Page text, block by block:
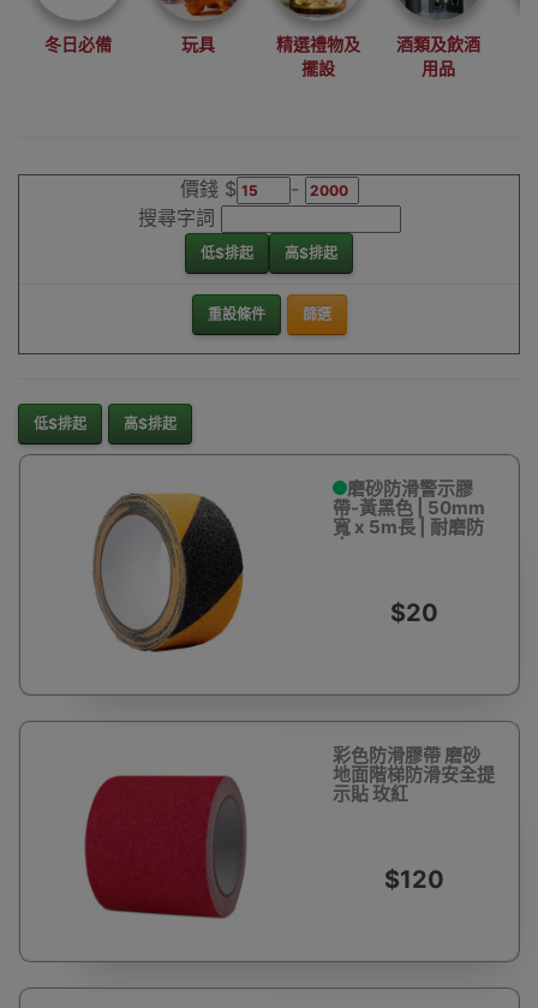
品，從用家的角
度為你帶來你的
冬日必備 玩具
精選禮物及
擺設
酒類及飲酒
用品
價錢 $
-
搜尋字詞
低$排起 高$排起
重設條件 篩選
低$排起 高$排起
磨砂防滑警示膠
帶-黃黑色 | 50mm
寬 x 5m長 | 耐磨防
水
$20
彩色防滑膠帶 磨砂
地面階梯防滑安全提
示貼 玫紅
$120